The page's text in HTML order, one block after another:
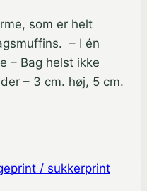
som er helt
– I én
– Bag helst ikke
– 3 cm. høj, 5 cm.